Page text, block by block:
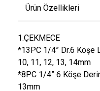
Ürün Özellikleri
1.ÇEKMECE
*13PC 1/4” Dr.6 Köşe
10, 11, 12, 13, 14mm
*8PC 1/4” 6 Köşe
13mm